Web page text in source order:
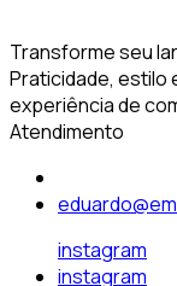
Transforme seu
Praticidade, estilo
experiência de
Atendimento
instagram
instagram